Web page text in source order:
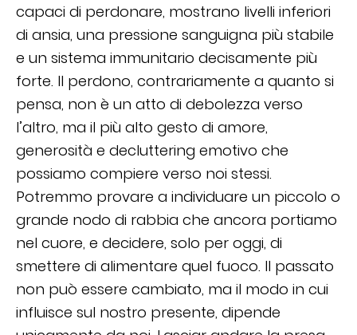
capaci di perdonare, mostrano livelli inferiori
di ansia, una pressione sanguigna più stabile
e un sistema immunitario decisamente più
forte. Il perdono, contrariamente a quanto si
pensa, non è un atto di debolezza verso
l’altro, ma il più alto gesto di amore,
generosità e decluttering emotivo che
possiamo compiere verso noi stessi.
Potremmo provare a individuare un piccolo o
grande nodo di rabbia che ancora portiamo
nel cuore, e decidere, solo per oggi, di
smettere di alimentare quel fuoco. Il passato
non può essere cambiato, ma il modo in cui
influisce sul nostro presente, dipende